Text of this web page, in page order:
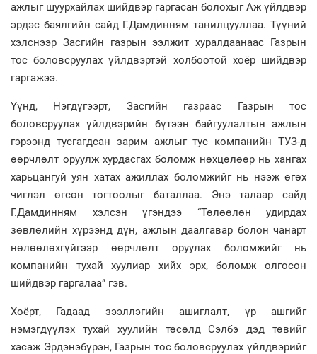
ажлыг шуурхайлах шийдвэр гаргасан болохыг Аж үйлдвэр
эрдэс баялгийн сайд Г.Дамдинням танилцууллаа. Түүний
хэлснээр Засгийн газрын ээлжит хуралдаанаас Газрын
тос боловсруулах үйлдвэртэй холбоотой хоёр шийдвэр
гаргажээ.
Үүнд, Нэгдүгээрт, Засгийн газраас Газрын тос
боловсруулах үйлдвэрийн бүтээн байгуулалтын ажлын
гэрээнд тусгагдсан зарим ажлыг тус компанийн ТУЗ-д
өөрчлөлт оруулж хурдасгах боломж нөхцөлөөр нь хангах
харьцангуй уян хатах ажиллах боломжийг нь нээж өгөх
чиглэл өгсөн тогтоолыг баталлаа. Энэ талаар сайд
Г.Дамдинням хэлсэн үгэндээ “Төлөөлөн удирдах
зөвлөлийн хүрээнд дүн, ажлын даалгавар болон чанарт
нөлөөлөхгүйгээр өөрчлөлт оруулах боломжийг нь
компанийн тухай хуулиар хийх эрх, боломж олгосон
шийдвэр гаргалаа” гэв.
Хоёрт, Гадаад зээллэгийн ашиглалт, үр ашгийг
нэмэгдүүлэх тухай хуулийн төсөлд Сэлбэ дэд төвийг
хасаж Эрдэнэбүрэн, Газрын тос боловсруулах үйлдвэрийг